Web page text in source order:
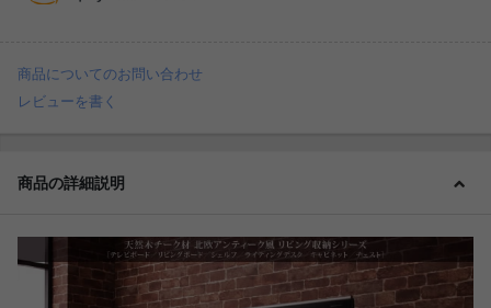
商品についてのお問い合わせ
レビューを書く
商品の詳細説明